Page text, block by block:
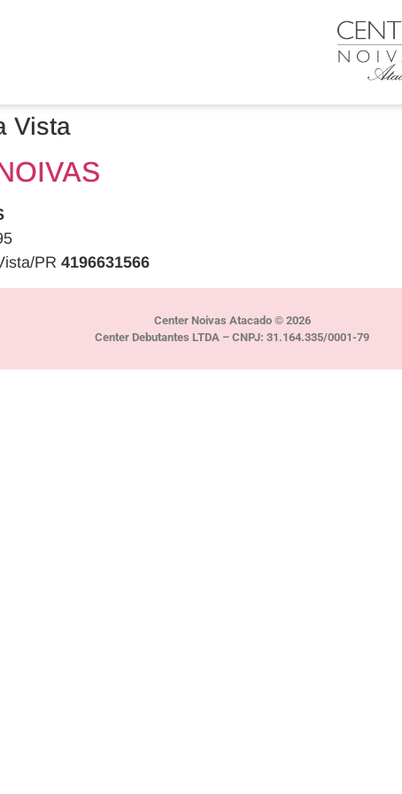
Vista
PR 4196631566
Center Noivas Atacado © 2026
Center Debutantes LTDA – CNPJ: 31.164.335/0001-79